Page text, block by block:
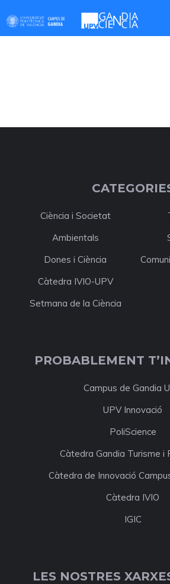
to
content
Ciència i Societat
Ambientals
Dones i Ciència
Càtedra IVIO-UPV
Setmana de la Ciència
PROBABLEMENT
Campus de Gandia
UPV Innovació
PoliScience
Càtedra Gandia Turisme i
Càtedra de Innovació
Càtedra IVIO
IGIC
LES NOSTRES